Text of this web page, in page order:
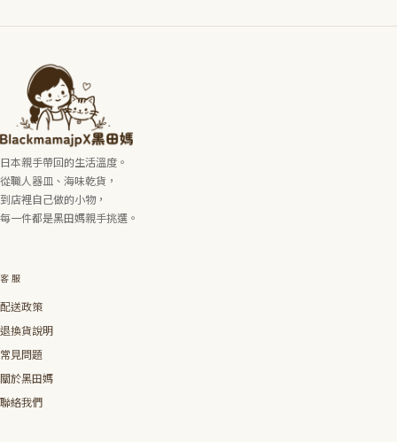
日本親手帶回的生活溫度。
從職人器皿、海味乾貨，
到店裡自己做的小物，
每一件都是黑田媽親手挑選。
客服
配送政策
退換貨說明
常見問題
關於黑田媽
聯絡我們